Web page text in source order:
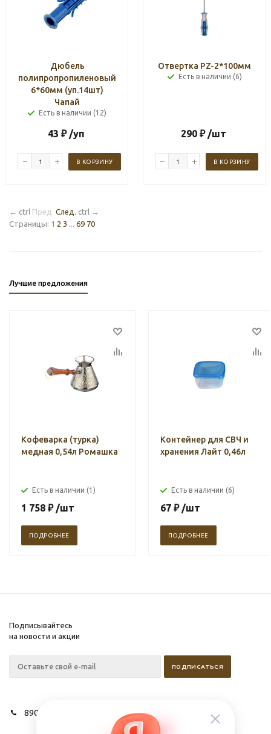
Дюбель
полипропропиленовый
6*60мм (уп.14шт)
Чапай
Есть в наличии (12)
43 ₽ /уп
В КОРЗИНУ
Отвертка PZ-2*100мм
Есть в наличии (6)
290₽ /шт
В КОРЗИНУ
← ctrl Пред. След. ctrl →
Страницы: 1 2 3 ... 69 70
Лучшие предложения
Кофеварка (турка)
медная 0,54л Ромашка
Есть в наличии (1)
1 758 ₽ /шт
ПОДРОБНЕЕ
Контейнер для СВЧ и
хранения Лайт 0,46л
Есть в наличии (6)
67 ₽ /шт
ПОДРОБНЕЕ
Подписывайтесь
на новости и акции
89028627275